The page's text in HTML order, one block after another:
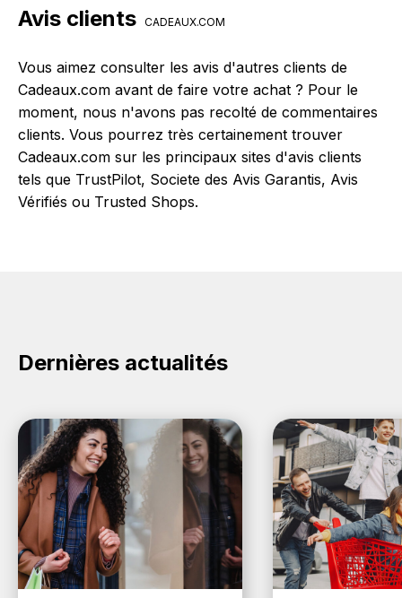
tard 48h après votre achat sur le site Cadeaux.com.
Cadeaux.com sont disponibles sur notre site
dans le paragraphe codes promo Cadeaux.com.
Avis clients CADEAUX.COM
Vous aimez consulter les avis d'autres clients de
Cadeaux.com avant de faire votre achat ? Pour le
moment, nous n'avons pas recolté de commentaires
clients. Vous pourrez très certainement trouver
Cadeaux.com sur les principaux sites d'avis clients
tels que TrustPilot, Societe des Avis Garantis, Avis
Vérifiés ou Trusted Shops.
Dernières actualités